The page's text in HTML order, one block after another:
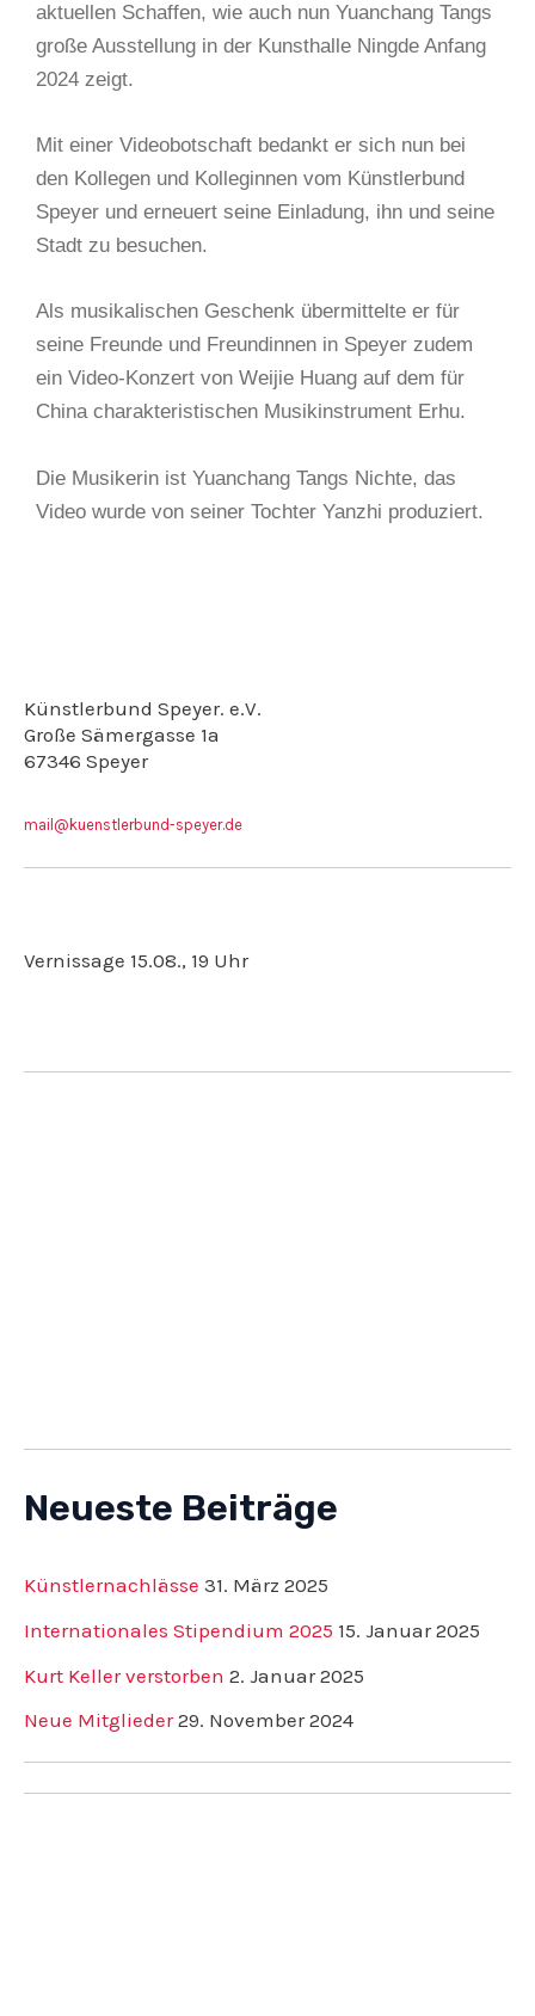
aktuellen Schaffen, wie auch nun Yuanchang Tangs
große Ausstellung in der Kunsthalle Ningde Anfang
2024 zeigt.
Mit einer Videobotschaft bedankt er sich nun bei
den Kollegen und Kolleginnen vom Künstlerbund
Speyer und erneuert seine Einladung, ihn und seine
Stadt zu besuchen.
Als musikalischen Geschenk übermittelte er für
seine Freunde und Freundinnen in Speyer zudem
ein Video-Konzert von Weijie Huang auf dem für
China charakteristischen Musikinstrument Erhu.
Die Musikerin ist Yuanchang Tangs Nichte, das
Video wurde von seiner Tochter Yanzhi produziert.
Künstlerbund Speyer. e.V.
Große Sämergasse 1a
67346 Speyer
mail@kuenstlerbund-speyer.de
Vernissage 15.08., 19 Uhr
Neueste Beiträge
Künstlernachlässe 31. März 2025
Internationales Stipendium 2025 15. Januar 2025
Kurt Keller verstorben 2. Januar 2025
Neue Mitglieder 29. November 2024